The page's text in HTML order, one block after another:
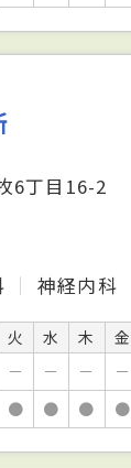
6丁目16-2
神経内科
火 水 木 金
－ － － －
● ● ● ●